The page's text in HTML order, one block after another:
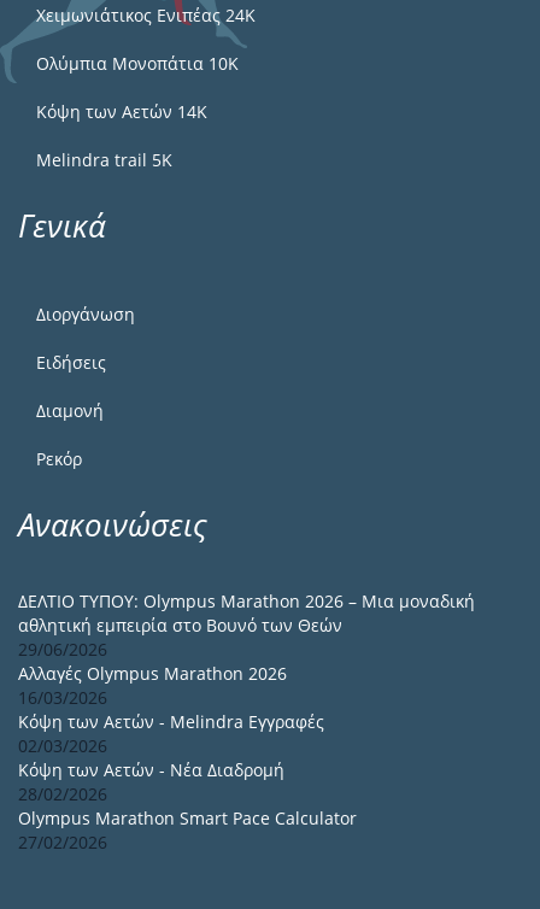
Χειμωνιάτικος Ενιπέας 24Κ
Ολύμπια Μονοπάτια 10Κ
Κόψη των Αετών 14Κ
Melindra trail 5Κ
Γενικά
Διοργάνωση
Ειδήσεις
Διαμονή
Ρεκόρ
Ανακοινώσεις
ΔΕΛΤΙΟ ΤΥΠΟΥ: Olympus Marathon 2026 – Μια μοναδική
αθλητική εμπειρία στο Βουνό των Θεών
29/06/2026
Αλλαγές Olympus Marathon 2026
16/03/2026
Κόψη των Αετών - Melindra Εγγραφές
02/03/2026
Κόψη των Αετών - Νέα Διαδρομή
28/02/2026
Olympus Marathon Smart Pace Calculator
27/02/2026